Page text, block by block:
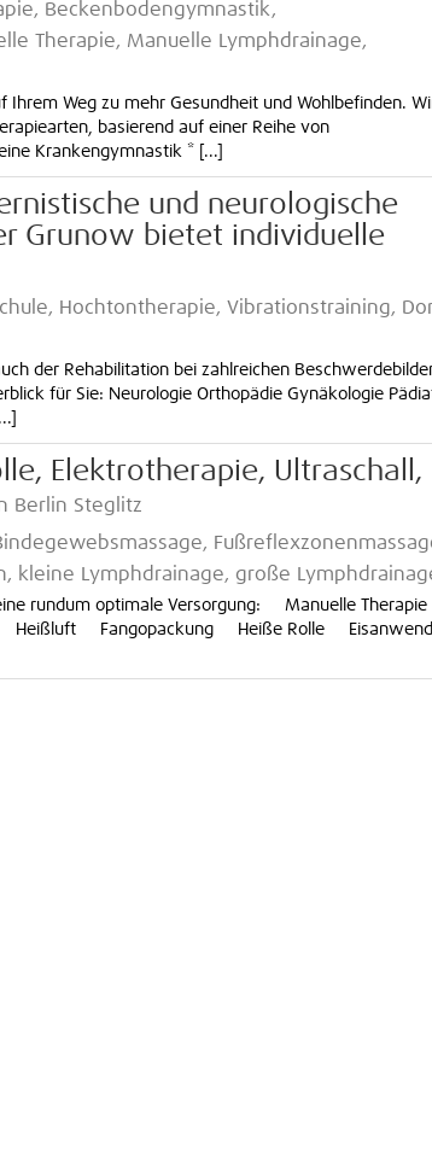
Beckenbodengymnastik,
Therapie, Manuelle Lymphdrainage,
Ihrem Weg zu mehr Gesundheit und Wohlbefinden.
basierend auf einer Reihe von
Krankengymnastik * [...]
und neurologische
Grunow bietet individuelle
Hochtontherapie, Vibrationstraining,
der Rehabilitation bei zahlreichen
für Sie: Neurologie Orthopädie Gynäkologie
Elektrotherapie, Ultraschall,
Berlin Steglitz
kleine Lymphdrainage, große
rundum optimale Versorgung: Manuelle
Heißluft Fangopackung Heiße Rolle